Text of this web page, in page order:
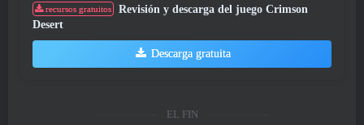
recursos gratuitos
Revisión y descarga del juego Crimson
Desert
Descarga gratuita
EL FIN